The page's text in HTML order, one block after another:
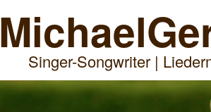
Michael
Singer-Songwriter |